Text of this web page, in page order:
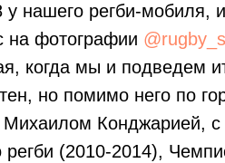
нашего регби-мобиля,
на фотографии
когда мы и подведем
но помимо него по
Конджарией,
(2010-2014),